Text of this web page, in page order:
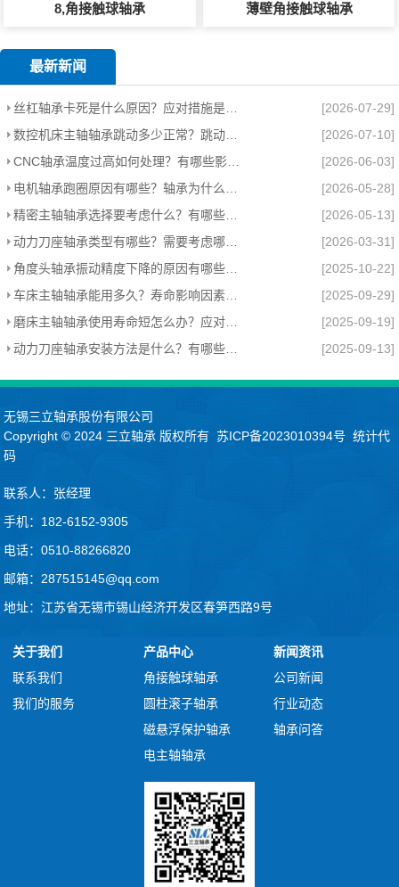
8,角接触球轴承
薄壁角接触球轴承
最新新闻
[2026-07-29]
[2026-07-10]
[2026-06-03]
[2026-05-28]
[2026-05-13]
[2026-03-31]
[2025-10-22]
[2025-09-29]
[2025-09-19]
[2025-09-13]
无锡三立轴承股份有限公司
Copyright © 2024 三立轴承 版权所有苏ICP备2023010394号 统计代
码
联系人：张经理
手机：182-6152-9305
电话：0510-88266820
邮箱：287515145@qq.com
地址：江苏省无锡市锡山经济开发区春笋西路9号
关于我们
联系我们
我们的服务
产品中心
角接触球轴承
圆柱滚子轴承
磁悬浮保护轴承
电主轴轴承
新闻资讯
公司新闻
行业动态
轴承问答